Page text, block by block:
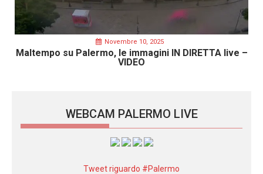
Novembre 10, 2025
Maltempo su Palermo, le immagini IN DIRETTA live –
VIDEO
WEBCAM PALERMO LIVE
Tweet riguardo #Palermo